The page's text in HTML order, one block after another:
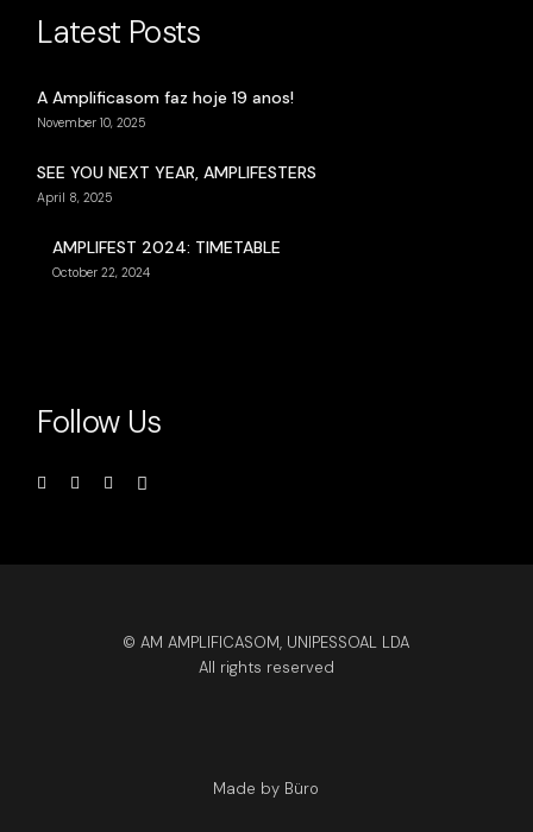
Latest Posts
A Amplificasom faz hoje 19 anos!
November 10, 2025
SEE YOU NEXT YEAR, AMPLIFESTERS
April 8, 2025
AMPLIFEST 2024: TIMETABLE
October 22, 2024
Follow Us
© AM AMPLIFICASOM, UNIPESSOAL LDA
All rights reserved
Made by Büro